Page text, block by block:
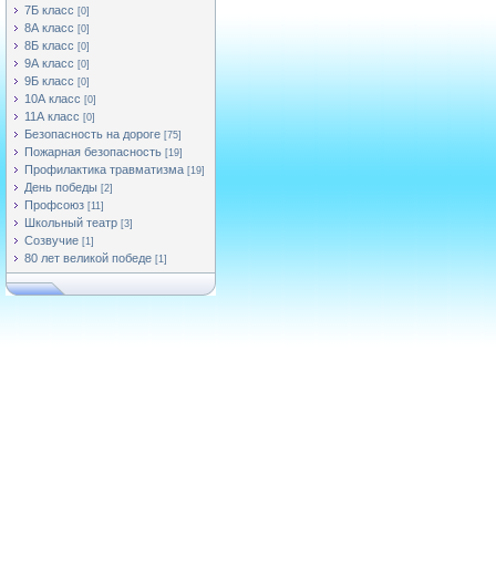
7Б класс [0]
8А класс [0]
8Б класс [0]
9А класс [0]
9Б класс [0]
10А класс [0]
11А класс [0]
Безопасность на дороге [75]
Пожарная безопасность [19]
Профилактика травматизма [19]
День победы [2]
Профсоюз [11]
Школьный театр [3]
Созвучие [1]
80 лет великой победе [1]